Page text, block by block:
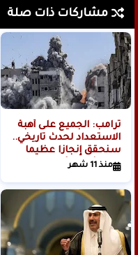
مشاركات ذات صلة
ترامب: الجميع على أهبة
الاستعداد لحدث تاريخي..
سنحقق إنجازا عظيما
في الشرق الأوسط
منذ 11 شهر